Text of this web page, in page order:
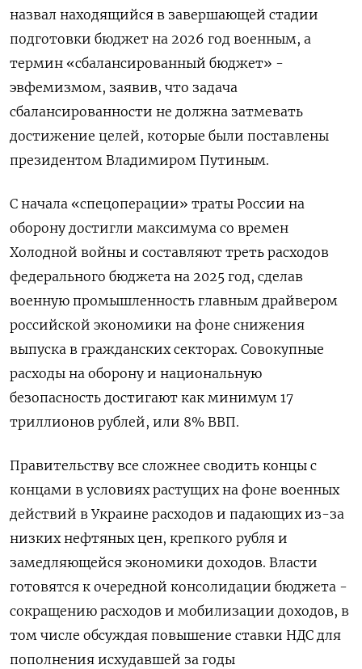
назвал находящийся в завершающей стадии
подготовки бюджет на 2026 год военным, а
термин «сбалансированный бюджет» -
эвфемизмом, заявив, что задача
сбалансированности не должна затмевать
достижение целей, которые были поставлены
президентом Владимиром Путиным.
С начала «спецоперации» траты России на
оборону достигли максимума со времен
Холодной войны и составляют треть расходов
федерального бюджета на 2025 год, сделав
военную промышленность главным драйвером
российской экономики на фоне снижения
выпуска в гражданских секторах. Совокупные
расходы на оборону и национальную
безопасность достигают как минимум 17
триллионов рублей, или 8% ВВП.
Правительству все сложнее сводить концы с
концами в условиях растущих на фоне военных
действий в Украине расходов и падающих из-за
низких нефтяных цен, крепкого рубля и
замедляющейся экономики доходов. Власти
готовятся к очередной консолидации бюджета -
сокращению расходов и мобилизации доходов, в
том числе обсуждая повышение ставки НДС для
пополнения исхудавшей за годы